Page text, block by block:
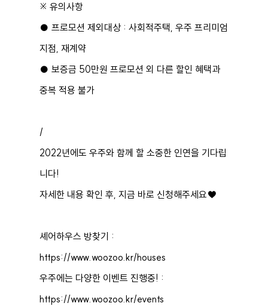
※ 유의사항
● 프로모션 제외대상 : 사회적주택, 우주 프리미엄
지점, 재계약
● 보증금 50만원 프로모션 외 다른 할인 혜택과
중복 적용 불가
/
2022년에도 우주와 함께 할 소중한 인연을 기다립
니다!
자세한 내용 확인 후, 지금 바로 신청해주세요♥
셰어하우스 방찾기 :
https://www.woozoo.kr/houses
우주에는 다양한 이벤트 진행중! :
https://www.woozoo.kr/events